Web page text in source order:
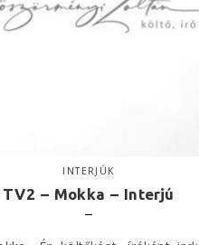
INTERJÚK
TV2 – Mokka – Interjú